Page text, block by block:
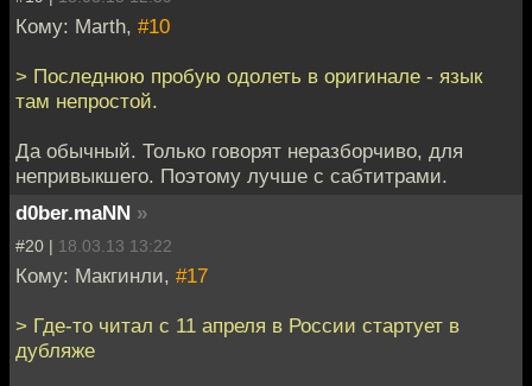
Кому: Marth, #10
> Последнюю пробую одолеть в оригинале - язык
там непростой.
Да обычный. Только говорят неразборчиво, для
непривыкшего. Поэтому лучше с сабтитрами.
d0ber.maNN »
#20 | 18.03.13 13:22
Кому: Макгинли, #17
> Где-то читал с 11 апреля в России стартует в
дубляже